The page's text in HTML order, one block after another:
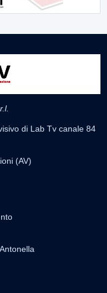
di Lab Tv canale 84
(AV)